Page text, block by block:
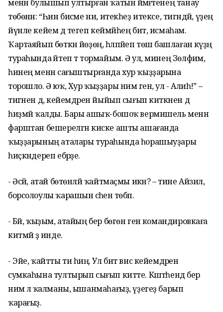
менән булышып ултырған ҡатын йәмәғәтенең танау
төбөнән: “Һин бисәме ни, итекһеҙ итексе, тигәндәй, үҙеңә
йүнле кейем дә тегеп кеймәйһең бит, исмаһам.
Ҡартаяйып бөткән йөҙөң, һәлпәйеп төшә башлаған кәүҙәң
тураһында әйтеп тә тормайым. Ә ул, минең Зөлфиәм,
һинең менән сағыштырғанда хур ҡыҙҙарына
торошло. Ә юҡ, Хур ҡыҙҙары нимә генә, ул - Алиһә!” –
тигәнен дә, кейемдәрен йыйып сығып киткәнен дә
һиҙмәй ҡалды. Бары ашыҡ-бошоҡ вермишель менән
фарштан бешерелгән киске ашты ашағанда
ҡыҙҙарының аталары тураһында һорашыуҙары
һиҫкәндереп ебәрҙе.
- Әсәй, атай бөтөнләй ҡайтмаҫмы икән? – тине Айзилә,
борсолоулы ҡарашын әсәһенә төбәп.
- Бәй, ҡыҙым, атайың бер бөгөн генә командировкаға
китмәй ҙә инде.
- Эйе, ҡайтты ти һиңә. Ул бит вис кейемдәрен
сумкаһына тултырып сығып китте. Кәштәһендә бер
нимә лә ҡалманы, ышанмаһағыҙ, үҙегеҙ барып
ҡарағыҙ.